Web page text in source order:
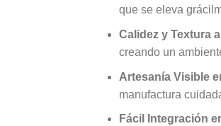
que se eleva
Calidez y Textura
creando un
Artesanía Visible
manufactura
Fácil Integración